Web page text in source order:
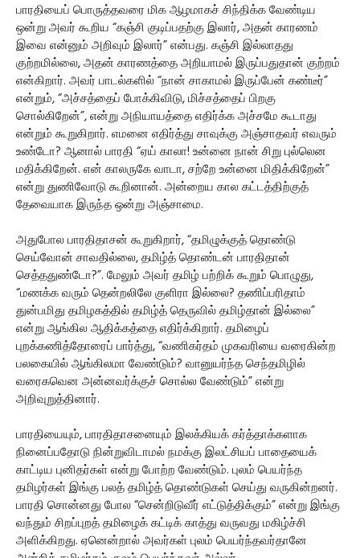
பாரதியைப் பொருத்தவரை மிக ஆழமாகச் சிந்திக்க வேண்டிய
ஒன்று அவர் கூறிய “கஞ்சி குடிப்பதற்கு இலார், அதன் காரணம்
இவை என்னும் அறிவும் இலார்” என்பது. கஞ்சி இல்லாதது
குற்றமில்லை, அதன் காரணத்தை அறியாமல் இருப்பதுதான் குற்றம்
என்கிறார். அவர் பாடல்களில் “நான் சாகாமல் இருப்பேன் கண்டீர்”
என்றும், “அச்சத்தைப் போக்கிவிடு, மிச்சத்தைப் பிறகு
சொல்கிறேன்”, என்று அநியாயத்தை எதிர்க்க அச்சமே கூடாது
என்றும் கூறுகிறார். எமனை எதிர்த்து சாவுக்கு அஞ்சாதவர் எவரும்
உண்டோ? ஆனால் பாரதி “ஏய் காலா! உன்னை நான் சிறு புல்லென
மதிக்கிறேன். என் காலருகே வாடா, சற்றே உன்னை மிதிக்கிறேன்”
என்று துணிவோடு கூறினான். அன்றைய கால கட்டத்திற்குத்
தேவையாக இருந்த ஒன்று அஞ்சாமை.
அதுபோல பாரதிதாசன் கூறுகிறார், “தமிழுக்குத் தொண்டு
செய்வோன் சாவதில்லை, தமிழ்த் தொண்டன் பாரதிதான்
செத்ததுண்டோ?”. மேலும் அவர் தமிழ் பற்றிக் கூறும் பொழுது,
“மணக்க வரும் தென்றலிலே குளிரா இல்லை? தணிப்பரிதாம்
துன்பமிது தமிழகத்தில் தமிழ்த் தெருவில் தமிழ்தான் இல்லை”
என்று ஆங்கில ஆதிக்கத்தை எதிர்க்கிறார். தமிழைப்
புறக்கணித்தோரைப் பார்த்து, “வணிகர்தம் முகவரியை வரைகின்ற
பலகையில் ஆங்கிலமா வேண்டும்? வானுயர்ந்த செந்தமிழில்
வரைகவென அன்னவர்க்குச் சொல்ல வேண்டும்” என்று
அறிவுறுத்தினார்.
பாரதியையும், பாரதிதாசனையும் இலக்கியக் கர்த்தாக்களாக
நினைப்பதோடு நின்றுவிடாமல் நமக்கு இலட்சியப் பாதையைக்
காட்டிய புனிதர்கள் என்று போற்ற வேண்டும். புலம் பெயர்ந்த
தமிழர்கள் இங்கு பலத் தமிழ்த் தொண்டுகள் செய்து வருகின்றனர்.
பாரதி சொன்னது போல “சென்றிடுவீர் எட்டுத்திக்கும்” என்று இங்கு
வந்தும் சிறப்புறத் தமிழைக் கட்டிக் காத்து வருவது மகிழ்ச்சி
அளிக்கிறது. ஏனென்றால் அவர்கள் புலம் பெயர்ந்தவர்தானே